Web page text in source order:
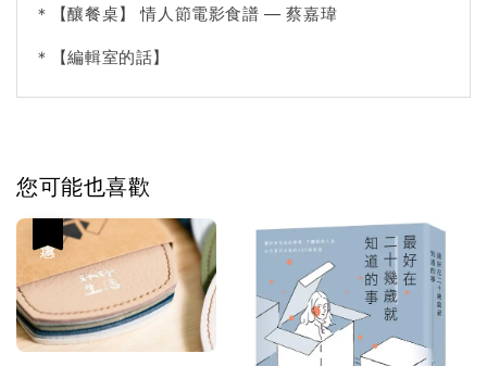
＊【釀餐桌】 情人節電影食譜 — 蔡嘉瑋
＊【編輯室的話】
您可能也喜歡